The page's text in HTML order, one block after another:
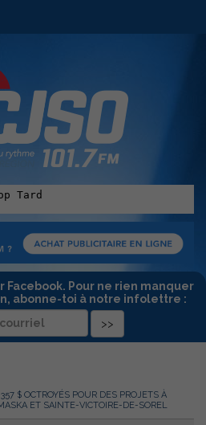
Facebook. Pour ne rien manquer
abonne-toi à notre infolettre :
$ OCTROYÉS POUR DES PROJETS À
ET SAINTE-VICTOIRE-DE-SOREL